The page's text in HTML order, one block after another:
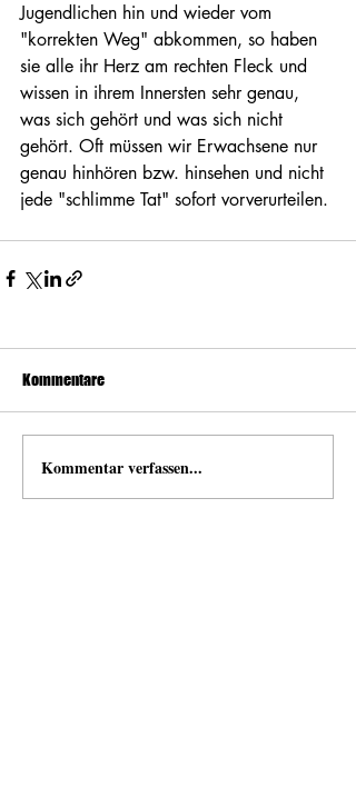
Jugendlichen hin und wieder vom
"korrekten Weg" abkommen, so haben
sie alle ihr Herz am rechten Fleck und
wissen in ihrem Innersten sehr genau,
was sich gehört und was sich nicht
gehört. Oft müssen wir Erwachsene nur
genau hinhören bzw. hinsehen und nicht
jede "schlimme Tat" sofort vorverurteilen.
Kommentare
Kommentar verfassen...